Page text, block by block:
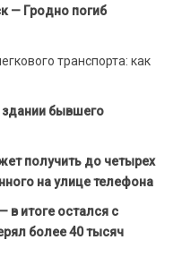
— Гродно погиб
транспорта: как
бывшего
получить до четырех
на улице телефона
в итоге остался с
более 40 тысяч